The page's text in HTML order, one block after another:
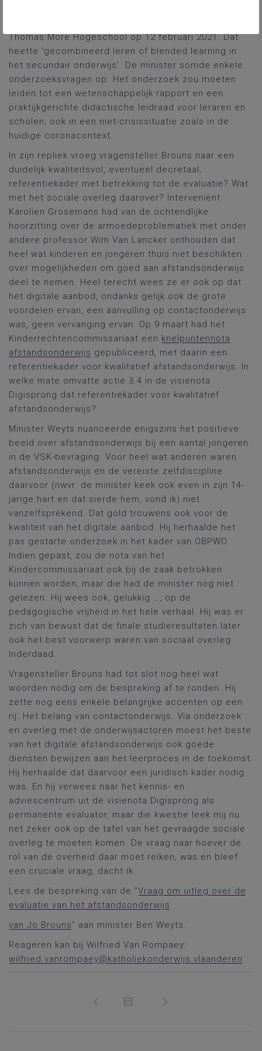
Thomas More Hogeschool op 12 februari 2021. Dat
heette 'gecombineerd leren of blended learning in
het secundair onderwijs'. De minister somde enkele
onderzoeksvragen op. Het onderzoek zou moeten
leiden tot een wetenschappelijk rapport en een
praktijkgerichte didactische leidraad voor leraren en
scholen, ook in een niet-crisissituatie zoals in de
huidige coronacontext.
In zijn repliek vroeg vragensteller Brouns naar een
duidelijk kwaliteitsvol, eventueel decretaal,
referentiekader met betrekking tot de evaluatie? Wat
met het sociale overleg daarover? Interveniënt
Karolien Grosemans had van de ochtendlijke
hoorzitting over de armoedeproblematiek met onder
andere professor Wim Van Lancker onthouden dat
heel wat kinderen en jongeren thuis niet beschikten
over mogelijkheden om goed aan afstandsonderwijs
deel te nemen. Heel terecht wees ze er ook op dat
het digitale aanbod, ondanks gelijk ook de grote
voordelen ervan, een aanvulling op contactonderwijs
was, geen vervanging ervan. Op 9 maart had het
Kinderrechtencommissariaat een knelpuntennota
afstandsonderwijs gepubliceerd, met daarin een
referentiekader voor kwalitatief afstandsonderwijs. In
welke mate omvatte actie 3.4 in de visienota
Digisprong dat referentiekader voor kwalitatief
afstandsonderwijs?
Minister Weyts nuanceerde enigszins het positieve
beeld over afstandsonderwijs bij een aantal jongeren
in de VSK-bevraging. Voor heel wat anderen waren
afstandsonderwijs en de vereiste zelfdiscipline
daarvoor (nwvr: de minister keek ook even in zijn 14-
jarige hart en dat sierde hem, vond ik) niet
vanzelfsprekend. Dat gold trouwens ook voor de
kwaliteit van het digitale aanbod. Hij herhaalde het
pas gestarte onderzoek in het kader van OBPWO.
Indien gepast, zou de nota van het
Kindercommissariaat ook bij de zaak betrokken
kunnen worden, maar die had de minister nog niet
gelezen. Hij wees ook, gelukkig …, op de
pedagogische vrijheid in het hele verhaal. Hij was er
zich van bewust dat de finale studieresultaten later
ook het best voorwerp waren van sociaal overleg.
Inderdaad.
Vragensteller Brouns had tot slot nog heel wat
woorden nodig om de bespreking af te ronden. Hij
zette nog eens enkele belangrijke accenten op een
rij. Het belang van contactonderwijs. Via onderzoek
en overleg met de onderwijsactoren moest het beste
van het digitale afstandsonderwijs ook goede
diensten bewijzen aan het leerproces in de toekomst.
Hij herhaalde dat daarvoor een juridisch kader nodig
was. En hij verwees naar het kennis- en
adviescentrum uit de visienota Digisprong als
permanente evaluator, maar die kwestie leek mij nu
net zeker ook op de tafel van het gevraagde sociale
overleg te moeten komen. De vraag naar hoever de
rol van de overheid daar moet reiken, was en bleef
een cruciale vraag, dacht ik.
Lees de bespreking van de “Vraag om uitleg over de
evaluatie van het afstandsonderwijs
van Jo Brouns” aan minister Ben Weyts.
Reageren kan bij Wilfried Van Rompaey:
wilfried.vanrompaey@katholiekonderwijs.vlaanderen